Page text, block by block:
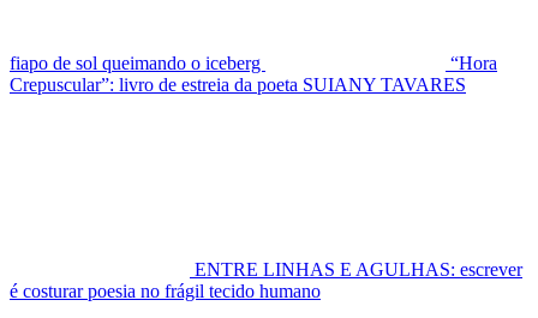
fiapo de sol queimando o iceberg
“Hora
Crepuscular”: livro de estreia da poeta SUIANY TAVARES
ENTRE LINHAS E AGULHAS: escrever
é costurar poesia no frágil tecido humano